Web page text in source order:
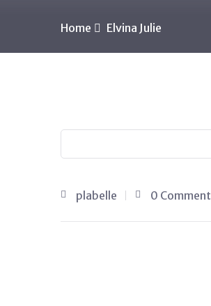
Home Elvina Julie
plabelle 0 Comment